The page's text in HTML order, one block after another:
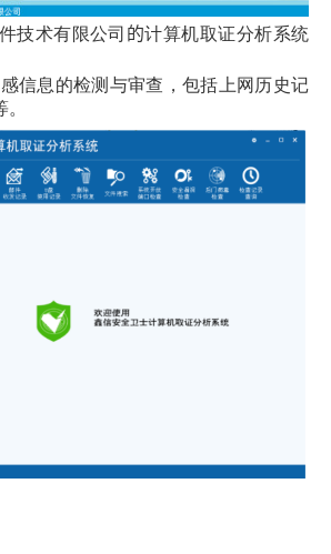
技术有限公司 的计算机取证分析系统
信息的检测与审查，包括上网历史记